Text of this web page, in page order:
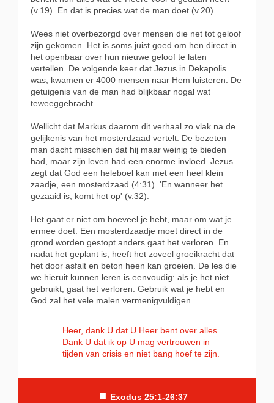
(v.19). En dat is precies wat de man doet (v.20).
Wees niet overbezorgd over mensen die net tot geloof
zijn gekomen. Het is soms juist goed om hen direct in
het openbaar over hun nieuwe geloof te laten
vertellen. De volgende keer dat Jezus in Dekapolis
was, kwamen er 4000 mensen naar Hem luisteren. De
getuigenis van de man had blijkbaar nogal wat
teweeggebracht.
Wellicht dat Markus daarom dit verhaal zo vlak na de
gelijkenis van het mosterdzaad vertelt. De bezeten
man dacht misschien dat hij maar weinig te bieden
had, maar zijn leven had een enorme invloed. Jezus
zegt dat God een heleboel kan met een heel klein
zaadje, een mosterdzaad (4:31). 'En wanneer het
gezaaid is, komt het op' (v.32).
Het gaat er niet om hoeveel je hebt, maar om wat je
ermee doet. Een mosterdzaadje moet direct in de
grond worden gestopt anders gaat het verloren. En
nadat het geplant is, heeft het zoveel groeikracht dat
het door asfalt en beton heen kan groeien. De les die
we hieruit kunnen leren is eenvoudig: als je het niet
gebruikt, gaat het verloren. Gebruik wat je hebt en
God zal het vele malen vermenigvuldigen.
Heer, dank U dat U Heer bent over alles.
Dank U dat ik op U mag vertrouwen in
tijden van crisis en niet bang hoef te zijn.
■ Exodus 25:1-26:37